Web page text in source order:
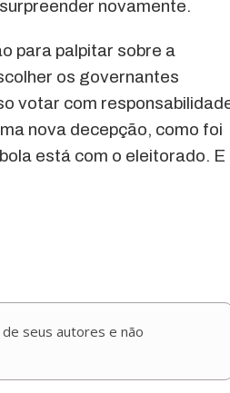
novamente.
para palpitar sobre a
os governantes
votar com
nova decepção, como foi
está com o eleitorado. E
seus autores e não